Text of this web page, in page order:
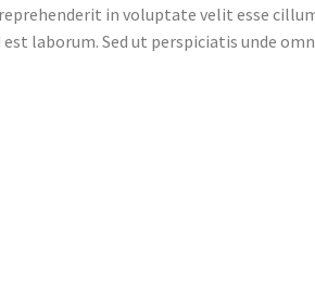
in voluptate velit esse
laborum. Sed ut perspiciatis unde